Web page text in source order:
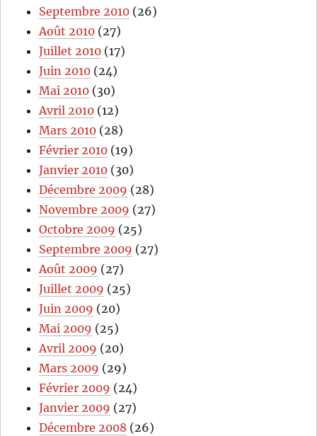
Septembre 2010 (26)
Août 2010 (27)
Juillet 2010 (17)
Juin 2010 (24)
Mai 2010 (30)
Avril 2010 (12)
Mars 2010 (28)
Février 2010 (19)
Janvier 2010 (30)
Décembre 2009 (28)
Novembre 2009 (27)
Octobre 2009 (25)
Septembre 2009 (27)
Août 2009 (27)
Juillet 2009 (25)
Juin 2009 (20)
Mai 2009 (25)
Avril 2009 (20)
Mars 2009 (29)
Février 2009 (24)
Janvier 2009 (27)
Décembre 2008 (26)